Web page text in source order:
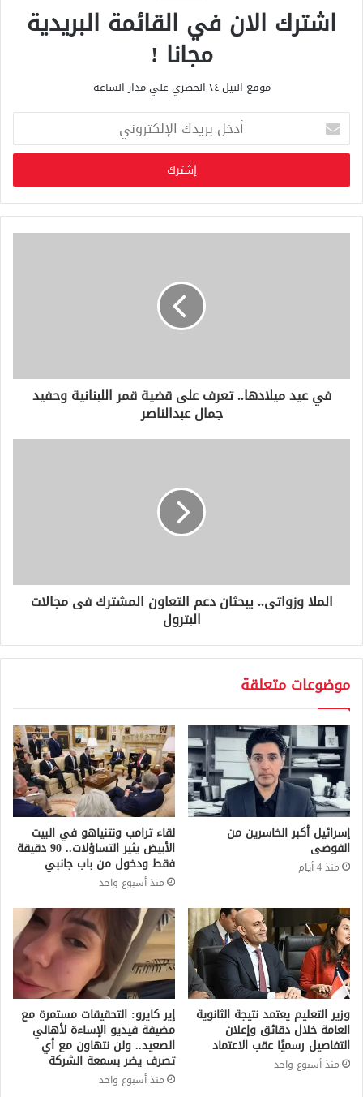
اشترك الان في القائمة البريدية
مجانا !
موقع النيل ٢٤ الحصري علي مدار الساعة
خ
ب
ر
ي
د
ر
في عيد ميلادها.. تعرف على قضية قمر اللبنانية وحفيد
جمال عبدالناصر
الملا وزواتى.. يبحثان دعم التعاون المشترك فى مجالات
البترول
موضوعات متعلقة
إسرائيل أكبر الخاسرين من
الفوضى
منذ 4 أيام
لقاء ترامب ونتنياهو في البيت
الأبيض يثير التساؤلات.. 90 دقيقة
فقط ودخول من باب جانبي
منذ أسبوع واحد
وزير التعليم يعتمد نتيجة الثانوية
العامة خلال دقائق وإعلان
التفاصيل رسميًا عقب الاعتماد
منذ أسبوع واحد
إير كايرو: التحقيقات مستمرة مع
مضيفة فيديو الإساءة لأهالي
الصعيد.. ولن نتهاون مع أي
تصرف يضر بسمعة الشركة
منذ أسبوع واحد